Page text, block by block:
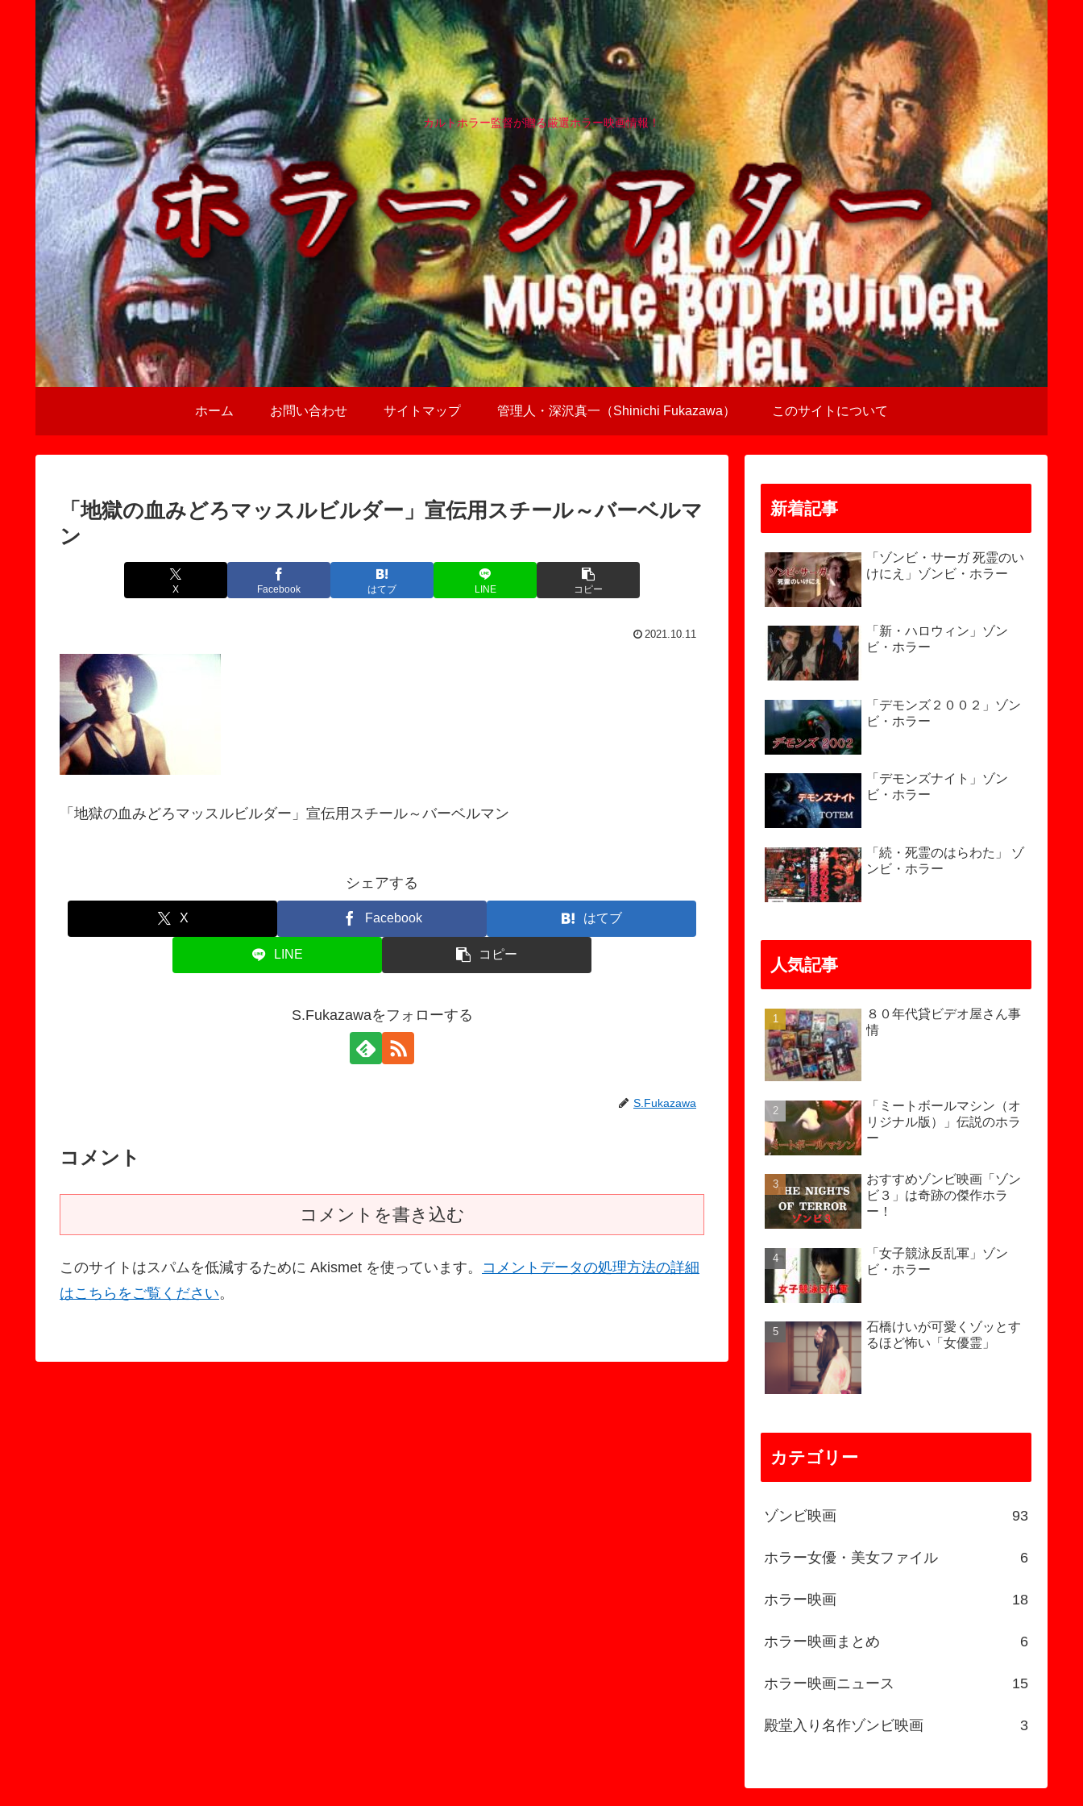
カルトホラー監督が贈る厳選ホラー映画情報！
ホーム お問い合わせ サイトマップ 管理人・深沢真一（Shinichi Fukazawa） このサイトについて
「地獄の血みどろマッスルビルダー」宣伝用スチール～バーベルマ
ン
X Facebook はてブ LINE コピー
2021.10.11
「地獄の血みどろマッスルビルダー」宣伝用スチール～バーベルマン
シェアする
X Facebook はてブ
LINE コピー
S.Fukazawaをフォローする
S.Fukazawa
コメント
コメントを書き込む
このサイトはスパムを低減するために Akismet を使っています。 コメントデータの処理方法の詳細
はこちらをご覧ください。
新着記事
「ゾンビ・サーガ 死霊のい
けにえ」ゾンビ・ホラー
「新・ハロウィン」ゾン
ビ・ホラー
「デモンズ２００２」ゾン
ビ・ホラー
「デモンズナイト」ゾン
ビ・ホラー
「続・死霊のはらわた」 ゾ
ンビ・ホラー
人気記事
８０年代貸ビデオ屋さん事
情
「ミートボールマシン（オ
リジナル版）」伝説のホラ
ー
おすすめゾンビ映画「ゾン
ビ３」は奇跡の傑作ホラ
ー！
「女子競泳反乱軍」ゾン
ビ・ホラー
石橋けいが可愛くゾッとす
るほど怖い「女優霊」
カテゴリー
ゾンビ映画 93
ホラー女優・美女ファイル 6
ホラー映画 18
ホラー映画まとめ 6
ホラー映画ニュース 15
殿堂入り名作ゾンビ映画 3